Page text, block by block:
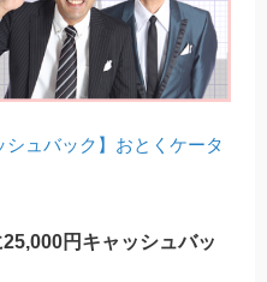
シュバック】おとくケータ
円キャッシュバッ